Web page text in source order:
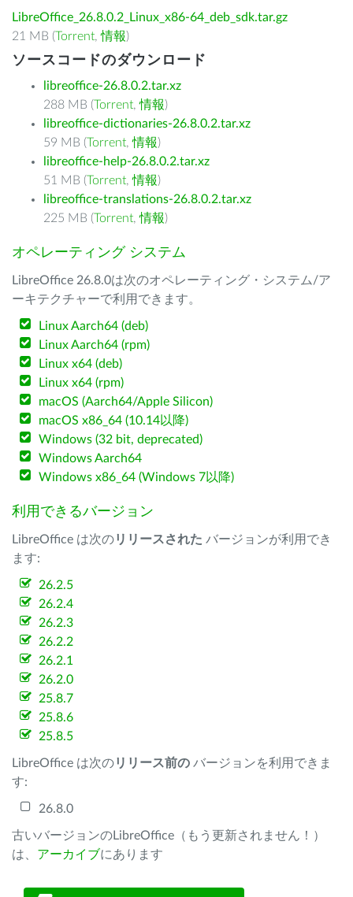
LibreOffice_26.8.0.2_Linux_x86-64_deb_sdk.tar.gz
21 MB (Torrent,情報)
ソースコードのダウンロード
libreoffice-26.8.0.2.tar.xz
288 MB (Torrent,情報)
libreoffice-dictionaries-26.8.0.2.tar.xz
59 MB (Torrent,情報)
libreoffice-help-26.8.0.2.tar.xz
51 MB (Torrent,情報)
libreoffice-translations-26.8.0.2.tar.xz
225 MB (Torrent,情報)
オペレーティング システム
LibreOffice 26.8.0は次のオペレーティング・システム/ア
ーキテクチャーで利用できます。
Linux Aarch64 (deb)
Linux Aarch64 (rpm)
Linux x64 (deb)
Linux x64 (rpm)
macOS (Aarch64/Apple Silicon)
macOS x86_64 (10.14以降)
Windows (32 bit, deprecated)
Windows Aarch64
Windows x86_64 (Windows 7以降)
利用できるバージョン
LibreOffice は次のリリースされた バージョンが利用でき
ます:
26.2.5
26.2.4
26.2.3
26.2.2
26.2.1
26.2.0
25.8.7
25.8.6
25.8.5
LibreOffice は次のリリース前の バージョンを利用できま
す:
26.8.0
古いバージョンのLibreOffice（もう更新されません！）
は、 アーカイブにあります